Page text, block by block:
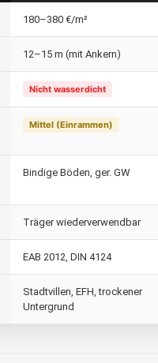
180–380 €/m²
12–15 m (mit Ankern)
Nicht wasserdicht
Mittel (Einrammen)
Bindige Böden, ger. GW
Träger wiederverwendbar
EAB 2012, DIN 4124
Stadtvillen, EFH, trockener
Untergrund